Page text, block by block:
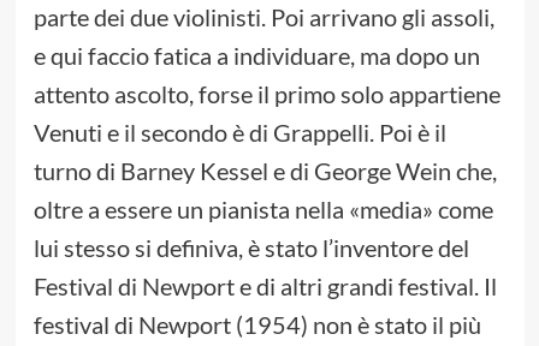
parte dei due violinisti. Poi arrivano gli assoli,
e qui faccio fatica a individuare, ma dopo un
attento ascolto, forse il primo solo appartiene
Venuti e il secondo è di Grappelli. Poi è il
turno di Barney Kessel e di George Wein che,
oltre a essere un pianista nella «media» come
lui stesso si definiva, è stato l’inventore del
Festival di Newport e di altri grandi festival. Il
festival di Newport (1954) non è stato il più